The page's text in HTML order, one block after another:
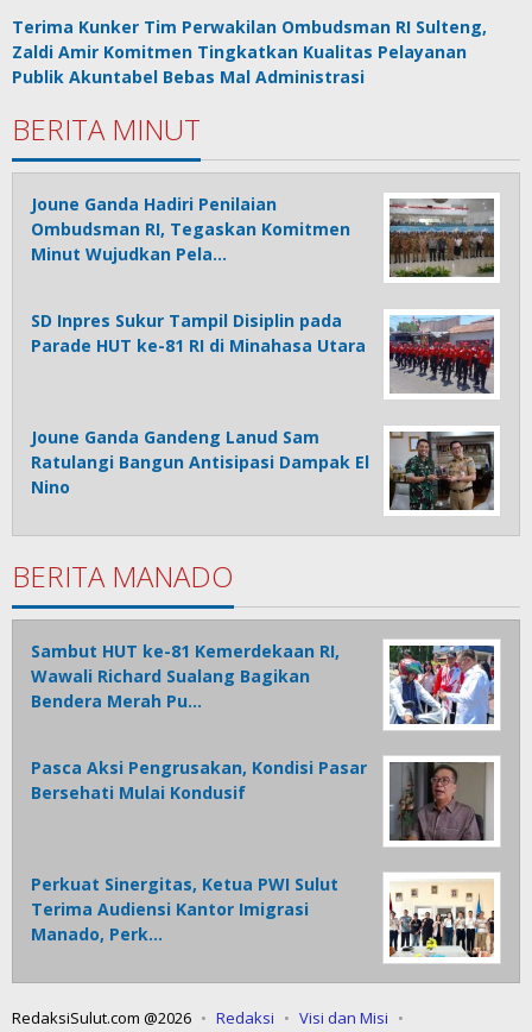
Terima Kunker Tim Perwakilan Ombudsman RI Sulteng,
Zaldi Amir Komitmen Tingkatkan Kualitas Pelayanan
Publik Akuntabel Bebas Mal Administrasi
BERITA MINUT
Joune Ganda Hadiri Penilaian
Ombudsman RI, Tegaskan Komitmen
Minut Wujudkan Pela…
SD Inpres Sukur Tampil Disiplin pada
Parade HUT ke-81 RI di Minahasa Utara
Joune Ganda Gandeng Lanud Sam
Ratulangi Bangun Antisipasi Dampak El
Nino
BERITA MANADO
Sambut HUT ke-81 Kemerdekaan RI,
Wawali Richard Sualang Bagikan
Bendera Merah Pu…
Pasca Aksi Pengrusakan, Kondisi Pasar
Bersehati Mulai Kondusif
Perkuat Sinergitas, Ketua PWI Sulut
Terima Audiensi Kantor Imigrasi
Manado, Perk…
RedaksiSulut.com @2026 Redaksi
Visi dan Misi